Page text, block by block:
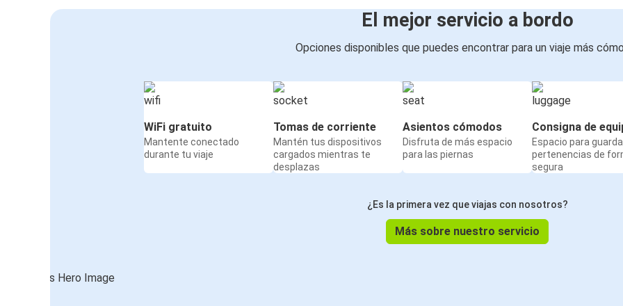
El mejor servicio a bordo
Opciones disponibles que puedes encontrar para un viaje más
WiFi gratuito
Mantente conectado
durante tu viaje
Tomas de corriente
Mantén tus dispositivos
cargados mientras te
desplazas
Asientos cómodos
Disfruta de más espacio
para las piernas
Consigna de
Espacio para
pertenencias de
segura
¿Es la primera vez que viajas con nosotros?
Más sobre nuestro servicio